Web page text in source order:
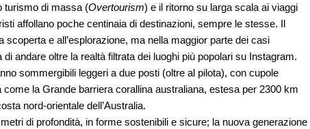
turismo di massa (Overtourism) e il ritorno su larga scala ai viaggi
affollano poche centinaia di destinazioni, sempre le stesse. Il
e all’esplorazione, ma nella maggior parte dei casi
andare oltre la realtà filtrata dei luoghi più popolari su Instagram.
sommergibili leggeri a due posti (oltre al pilota), con cupole
la Grande barriera corallina australiana, estesa per 2300 km
nord-orientale dell’Australia.
di profondità, in forme sostenibili e sicure; la nuova generazione